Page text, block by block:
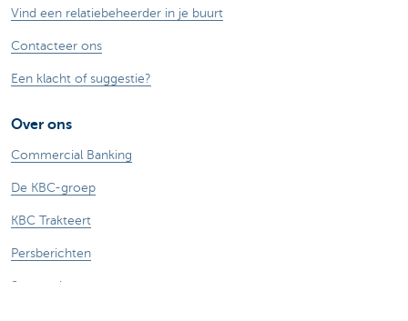
Vind een relatiebeheerder in je buurt
Contacteer ons
Een klacht of suggestie?
Over ons
Commercial Banking
De KBC-groep
KBC Trakteert
Persberichten
Sponsoring